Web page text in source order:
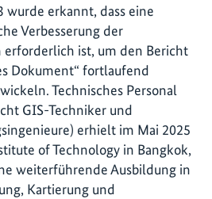
wurde erkannt, dass eine
Verbesserung der
erforderlich ist, um den Bericht
Dokument“ fortlaufend
Technisches Personal
GIS-Techniker und
erhielt im Mai 2025
of Technology in Bangkok,
weiterführende Ausbildung in
Kartierung und